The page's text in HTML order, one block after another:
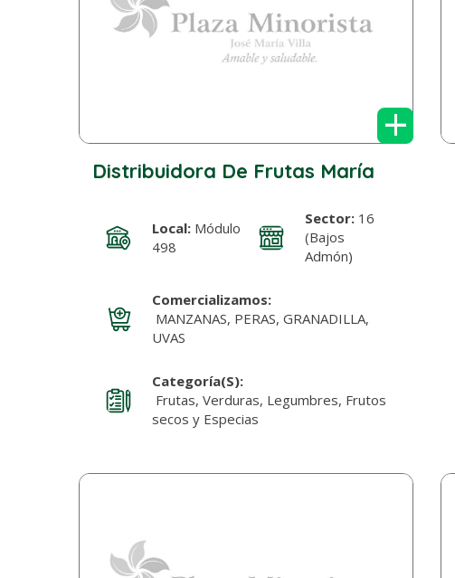
+
Distribuidora De Frutas María
Local:Módulo
498
Sector: 16
(Bajos
Admón)
Comercializamos:
MANZANAS, PERAS, GRANADILLA,
UVAS
Categoría(s):
Frutas, Verduras, Legumbres, Frutos
secos y Especias